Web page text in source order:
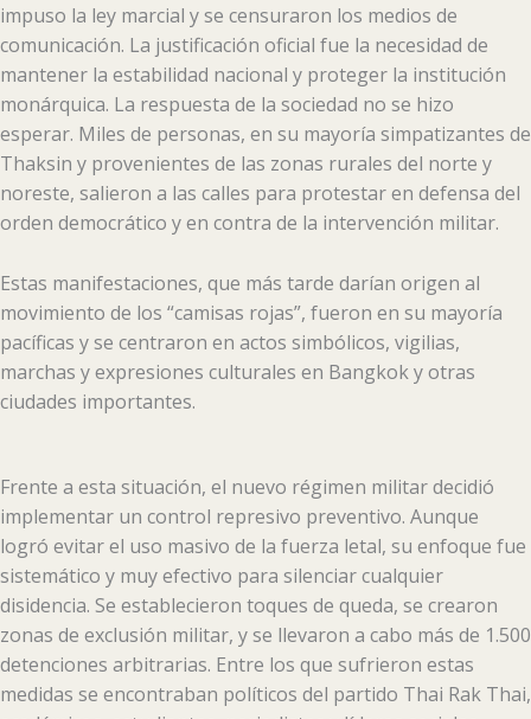
impuso la ley marcial y se censuraron los medios de
comunicación. La justificación oficial fue la necesidad de
mantener la estabilidad nacional y proteger la institución
monárquica. La respuesta de la sociedad no se hizo
esperar. Miles de personas, en su mayoría simpatizantes de
Thaksin y provenientes de las zonas rurales del norte y
noreste, salieron a las calles para protestar en defensa del
orden democrático y en contra de la intervención militar.
Estas manifestaciones, que más tarde darían origen al
movimiento de los “camisas rojas”, fueron en su mayoría
pacíficas y se centraron en actos simbólicos, vigilias,
marchas y expresiones culturales en Bangkok y otras
ciudades importantes.
Frente a esta situación, el nuevo régimen militar decidió
implementar un control represivo preventivo. Aunque
logró evitar el uso masivo de la fuerza letal, su enfoque fue
sistemático y muy efectivo para silenciar cualquier
disidencia. Se establecieron toques de queda, se crearon
zonas de exclusión militar, y se llevaron a cabo más de 1.500
detenciones arbitrarias. Entre los que sufrieron estas
medidas se encontraban políticos del partido Thai Rak Thai,